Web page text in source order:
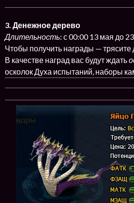
3. Денежное дерево
Длительность: с 00:00 13 мая до
Чтобы получить награды — трясите
В качестве наград вас будут ждать
осколок Духа испытаний, наборы